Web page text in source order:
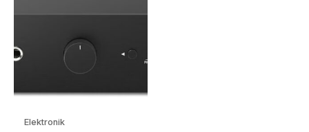
Elektronik